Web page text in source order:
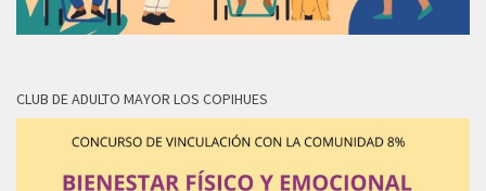
CLUB DE ADULTO MAYOR LOS COPIHUES